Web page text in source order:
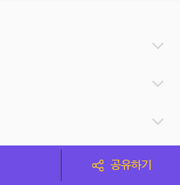
공유하기